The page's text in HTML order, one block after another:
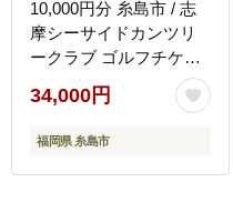
10,000円分 糸島市 / 志
摩シーサイドカンツリ
ークラブ ゴルフチケッ
ト プレー券 [ADO001]
34,000円
福岡県 糸島市